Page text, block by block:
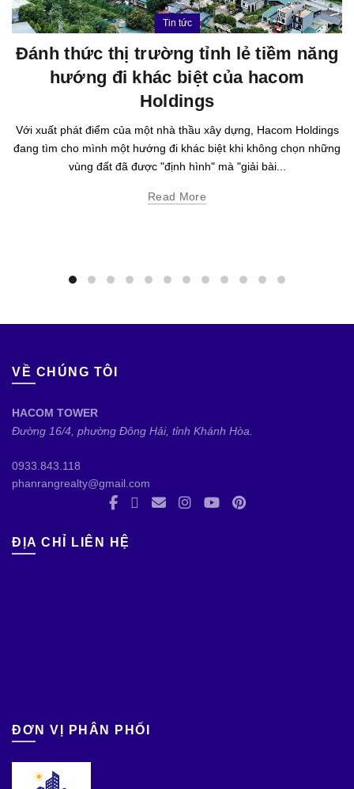
Tin tức
Đánh thức thị trường tỉnh lẻ tiềm năng
hướng đi khác biệt của hacom
Holdings
Với xuất phát điểm của một nhà thầu xây dựng, Hacom Holdings
đang tìm cho mình một hướng đi khác biệt khi không chọn những
vùng đất đã được "định hình" mà "giải bài...
Read More
VỀ CHÚNG TÔI
HACOM TOWER
Đường 16/4, phường Đông Hải, tỉnh Khánh Hòa.
0933.843.118
phanrangrealty@gmail.com
ĐỊA CHỈ LIÊN HỆ
ĐƠN VỊ PHÂN PHỐI